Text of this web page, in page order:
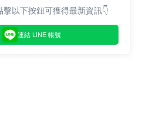
擊以下按鈕可獲得最新資訊👇
連結 LINE 帳號